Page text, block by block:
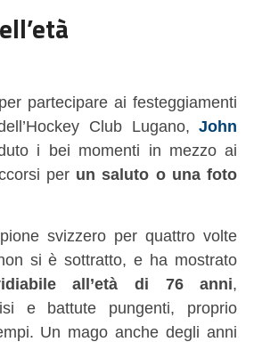
partecipare ai festeggiamenti
Club Lugano,John
i bei momenti in mezzo ai
per un saluto o una foto
svizzero per quattro volte
si è sottratto, e ha mostrato
all’età di 76 anni,
e battute pungenti, proprio
Un mago anche degli anni